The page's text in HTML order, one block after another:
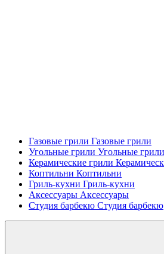
Газовые грили Газовые грили
Угольные грили Угольные грили
Керамические грили
Коптильни Коптильни
Гриль-кухни Гриль-кухни
Аксессуары Аксессуары
Студия барбекю Студия барбекю